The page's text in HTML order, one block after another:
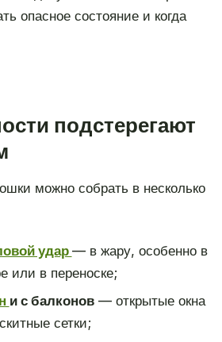
опасное состояние и когда
подстерегают
можно собрать в несколько
удар — в жару, особенно в
или в переноске;
и с балконов— открытые окна
сетки;